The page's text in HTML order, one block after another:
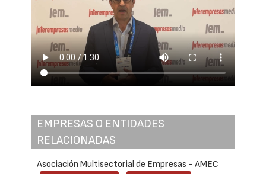
EMPRESAS O ENTIDADES
RELACIONADAS
Asociación Multisectorial de Empresas - AMEC